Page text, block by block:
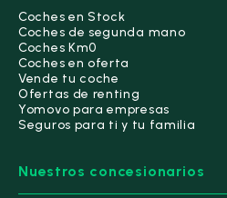
Secuencial
Consumo y autonomía
Consumo mixto máximo
Hasta 4 L/100km
Hasta 5 L/100km
(1)
Hasta 6 L/100km(14)
Coches en Stock
Coches de segunda mano
Coches Km0
Coches en oferta
Vende tu coche
Ofertas de renting
Yomovo para empresas
Seguros para ti y tu familia
Nuestros concesionarios